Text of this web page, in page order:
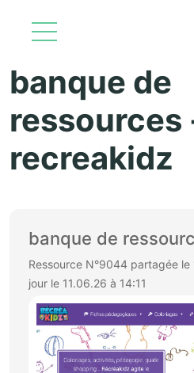
banque de
ressources
recreakidz
banque de
Ressource N°9044 partagée
jour le 11.06.26 à 14:11